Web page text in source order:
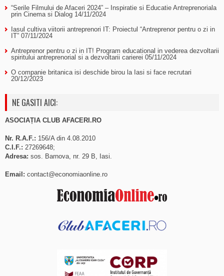
“Serile Filmului de Afaceri 2024” – Inspiratie si Educatie Antreprenoriala
prin Cinema si Dialog 14/11/2024
Iasul cultiva viitorii antreprenori IT: Proiectul “Antreprenor pentru o zi in
IT” 07/11/2024
Antreprenor pentru o zi in IT! Program educational in vederea dezvoltarii
spiritului antreprenorial si a dezvoltarii carierei 05/11/2024
O companie britanica isi deschide birou la Iasi si face recrutari
20/12/2023
NE GASITI AICI:
ASOCIAȚIA CLUB AFACERI.RO
Nr. R.A.F.: 156/A din 4.08.2010
C.I.F.: 27269648;
Adresa: sos. Barnova, nr. 29 B, Iasi.
Email: contact@economiaonline.ro